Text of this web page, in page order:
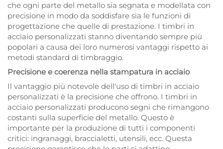
che ogni parte del metallo sia segnata e modellata con
precisione in modo da soddisfare sia le funzioni di
progettazione che quelle di prestazione. I timbri in
acciaio personalizzati stanno diventando sempre più
popolari a causa dei loro numerosi vantaggi rispetto ai
metodi standard di timbraggio.
Precisione e coerenza nella stampatura in acciaio
Il vantaggio più notevole dell'uso di timbri in acciaio
personalizzati è la precisione che offrono. I timbri in
acciaio personalizzati producono segni che rimangono
costanti sulla superficie del metallo. Questo è
importante per la produzione di tutti i componenti
critici: ingranaggi, braccialetti, utensili, ecc. Questa